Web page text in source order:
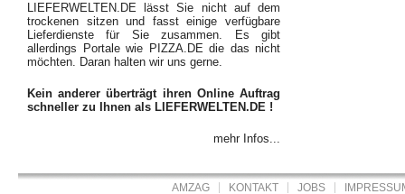
LIEFERWELTEN.DE lässt Sie nicht auf dem
trockenen sitzen und fasst einige verfügbare
Lieferdienste für Sie zusammen. Es gibt
allerdings Portale wie PIZZA.DE die das nicht
möchten. Daran halten wir uns gerne.
Kein anderer überträgt ihren Online Auftrag
schneller zu Ihnen als LIEFERWELTEN.DE !
mehr Infos...
AMZAG KONTAKT JOBS